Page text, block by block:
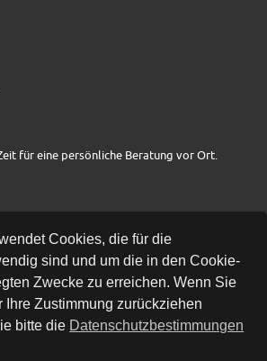
Cookies, die für die
sind und um die in den Cookie-
Zwecke zu erreichen. Wenn Sie
Ihre Zustimmung zurückziehen
bitte die Datenschutzbestimmungen
für eine persönliche Beratung vor Ort.
Kostenlose Lieferung